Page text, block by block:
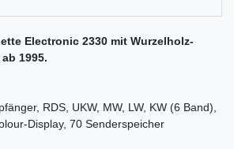
Electronic 2330 mit Wurzelholz-
1995.
RDS, UKW, MW, LW, KW (6 Band),
Display, 70 Senderspeicher